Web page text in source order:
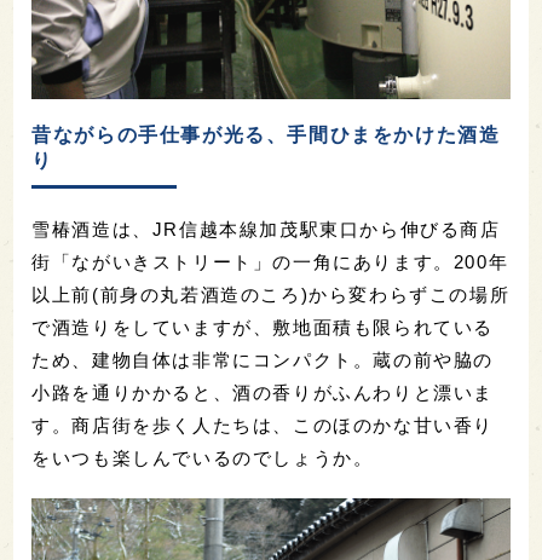
昔ながらの手仕事が光る、手間ひまをかけた酒造
り
雪椿酒造は、JR信越本線加茂駅東口から伸びる商店
街「ながいきストリート」の一角にあります。200年
以上前(前身の丸若酒造のころ)から変わらずこの場所
で酒造りをしていますが、敷地面積も限られている
ため、建物自体は非常にコンパクト。蔵の前や脇の
小路を通りかかると、酒の香りがふんわりと漂いま
す。商店街を歩く人たちは、このほのかな甘い香り
をいつも楽しんでいるのでしょうか。